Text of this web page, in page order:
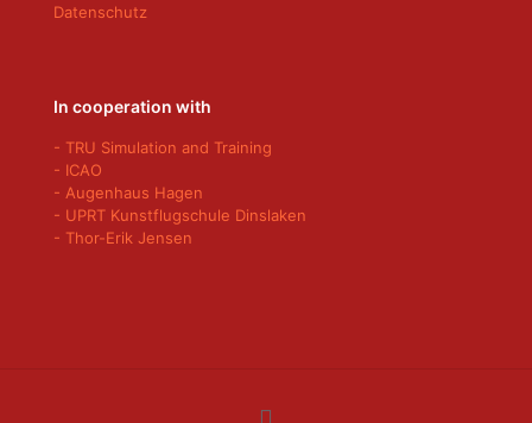
Datenschutz
In cooperation with
- TRU Simulation and Training
- ICAO
- Augenhaus Hagen
- UPRT Kunstflugschule Dinslaken
- Thor-Erik Jensen